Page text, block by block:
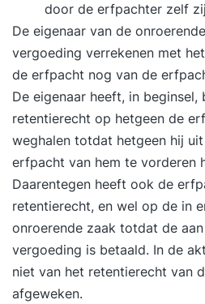
door de erfpachter zelf
De eigenaar van de
vergoeding verrekenen met
de erfpacht nog van de
De eigenaar heeft, in beginsel,
retentierecht op hetgeen de
weghalen totdat hetgeen hij
erfpacht van hem te vorderen
Daarentegen heeft ook de
retentierecht, en wel op de in
onroerende zaak totdat de
vergoeding is betaald. In de
niet van het retentierecht van
afgeweken.